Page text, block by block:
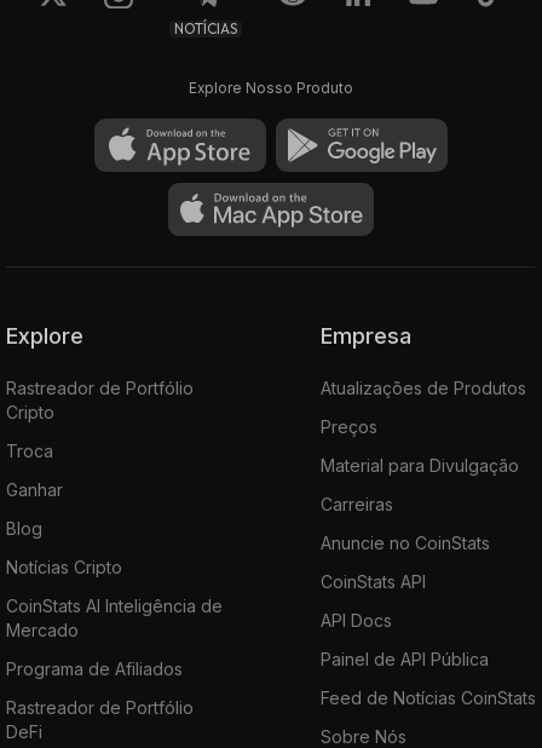
NOTÍCIAS
Explore Nosso Produto
Explore
Rastreador de Portfólio
Cripto
Troca
Ganhar
Blog
Notícias Cripto
CoinStats AI Inteligência de
Mercado
Programa de Afiliados
Rastreador de Portfólio
DeFi
Empresa
Atualizações de Produtos
Preços
Material para Divulgação
Carreiras
Anuncie no CoinStats
CoinStats API
API Docs
Painel de API Pública
Feed de Notícias CoinStats
Sobre Nós